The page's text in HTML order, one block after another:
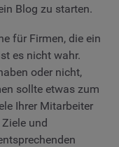
Blog zu starten.
für Firmen, die ein
es nicht wahr.
oder nicht,
sollte etwas zum
Ihrer Mitarbeiter
und